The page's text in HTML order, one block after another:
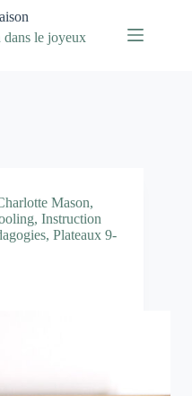
dans le joyeux
Mason,
, Instruction
, Plateaux 9-